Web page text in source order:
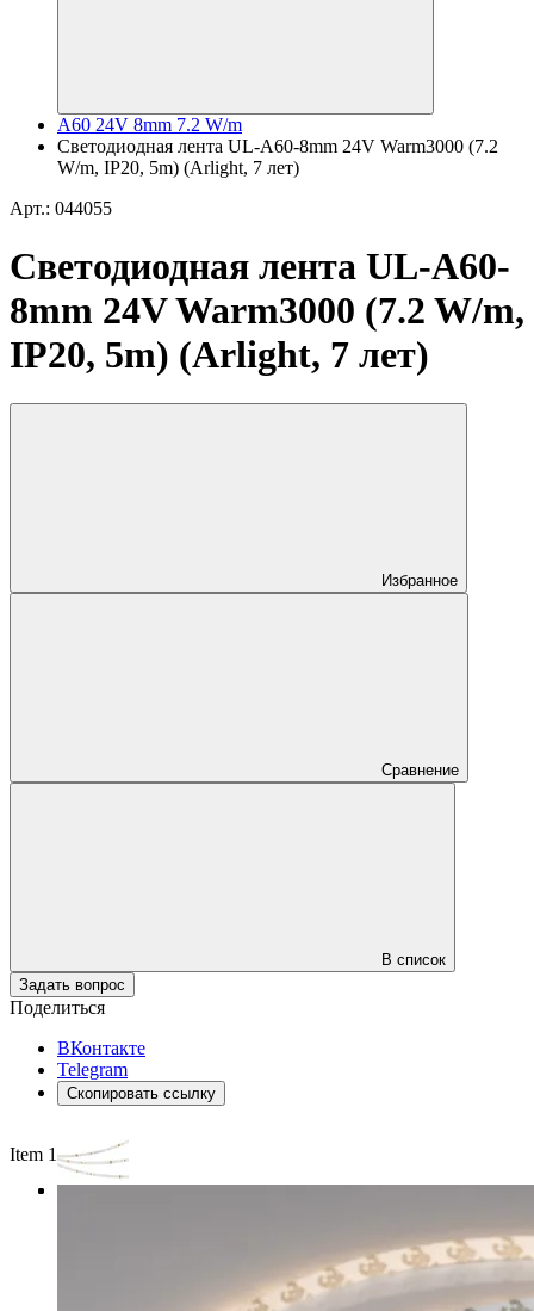
A60 24V 8mm 7.2 W/m
Светодиодная лента UL-A60-8mm 24V Warm3000 (7.2
W/m, IP20, 5m) (Arlight, 7 лет)
Арт.: 044055
Светодиодная лента UL-A60-
8mm 24V Warm3000 (7.2 W/m,
IP20, 5m) (Arlight, 7 лет)
Избранное
Сравнение
В список
Задать вопрос
Поделиться
ВКонтакте
Telegram
Скопировать ссылку
Item 1 of 3